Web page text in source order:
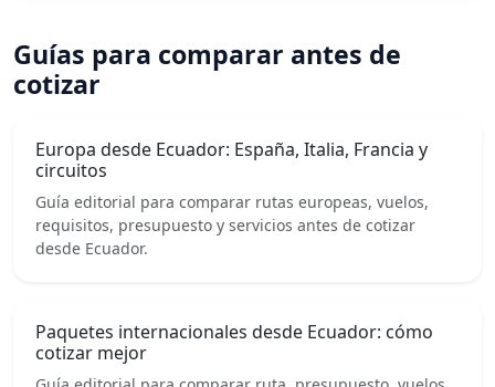
Guías para comparar antes de
cotizar
Europa desde Ecuador: España, Italia, Francia y
circuitos
Guía editorial para comparar rutas europeas, vuelos,
requisitos, presupuesto y servicios antes de cotizar
desde Ecuador.
Paquetes internacionales desde Ecuador: cómo
cotizar mejor